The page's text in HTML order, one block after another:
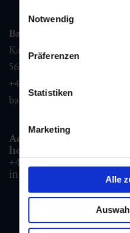
Nutzung der Dienste
Notwendig
Präferenzen
Statistiken
Marketing
Alle
Bad Gastein
Kaiser Franz Josefstr. 27,
5640
+43 6432 3393 560
badgastein@gastein.com
Accommodation
hotline:
+43 6432 3393 990
info@gastein.com